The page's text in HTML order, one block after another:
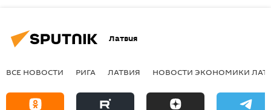
Латвия
ВСЕ НОВОСТИ РИГА ЛАТВИЯ НОВОСТИ ЭКОНОМИКИ